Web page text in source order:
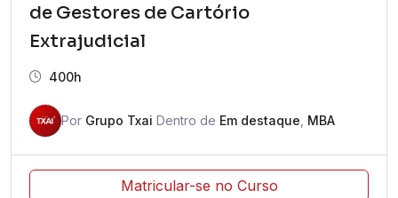
de Gestores de Cartório
Extrajudicial
400h
Por Grupo Txai Dentro de Em destaque MBA
Matricular-se no Curso